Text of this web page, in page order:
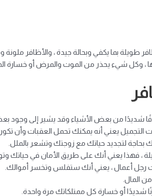
طويلة بما يكفي وبحالة جيدة ، والأظافر
، وكل شيء يحذر من الموت والمرض أو خسارة
شديدًا من بعض الأشياء وقد يشير إلى وجود
التجميل يعني أنه يمكنك تحمل العقبات وأن
بحاجة لتجديد حياتك مع زوجتك وتشعر بالملل.
، فهذا يعني أنك على طريق الأمان في حياتك
رجل أعمال ، يعني أنك ستفلس وتخسر ​​أموالك.
المال.
شديدًا أو خسارة كل ممتلكاتك مرة واحدة.